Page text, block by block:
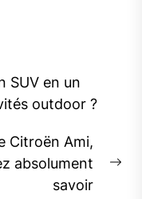
SUV en un
outdoor ?
Citroën Ami,
absolument
savoir